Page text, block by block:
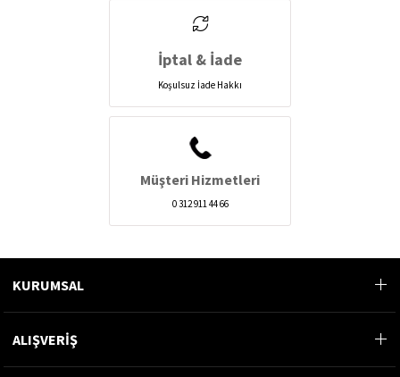
İptal & İade
Koşulsuz İade Hakkı
Müşteri Hizmetleri
0 312 911 44 66
KURUMSAL
ALIŞVERİŞ